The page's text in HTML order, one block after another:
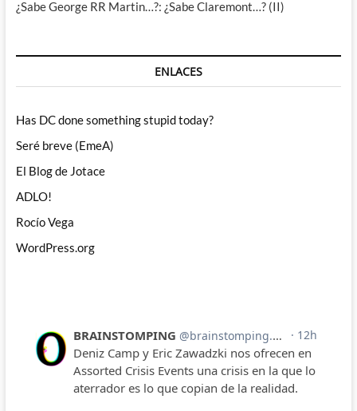
¿Sabe George RR Martin…?: ¿Sabe Claremont…? (II)
ENLACES
Has DC done something stupid today?
Seré breve (EmeA)
El Blog de Jotace
ADLO!
Rocío Vega
WordPress.org